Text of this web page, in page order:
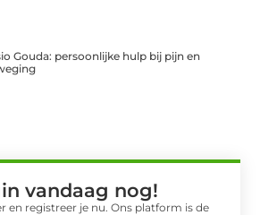
Gouda: persoonlijke hulp bij pijn en
vandaag nog!
en registreer je nu. Ons platform is de